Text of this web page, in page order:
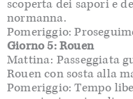
scoperta dei sapori e
normanna.
Pomeriggio:
Giorno 5: Rouen
Mattina: Passeggiata
Rouen con sosta alla
Pomeriggio: Tempo